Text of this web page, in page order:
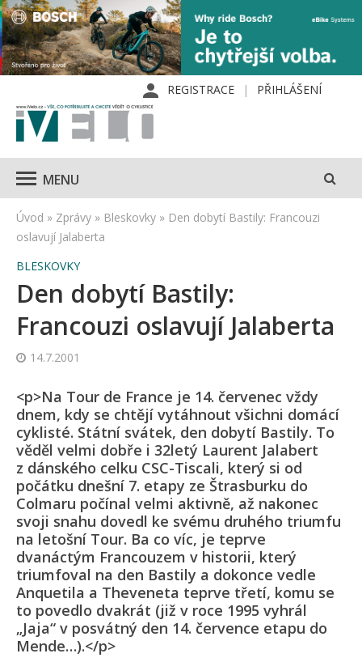
REGISTRACE PŘIHLÁŠENÍ
MENU
Úvod » Zprávy » Bleskovky » Den dobytí Bastily: Francouzi
oslavují Jalaberta
BLESKOVKY
Den dobytí Bastily:
Francouzi oslavují Jalaberta
14.7.2001
<p>Na Tour de France je 14. červenec vždy
dnem, kdy se chtějí vytáhnout všichni domácí
cyklisté. Státní svátek, den dobytí Bastily. To
věděl velmi dobře i 32letý Laurent Jalabert
z dánského celku CSC-Tiscali, který si od
počátku dnešní 7. etapy ze Štrasburku do
Colmaru počínal velmi aktivně, až nakonec
svoji snahu dovedl ke svému druhého triumfu
na letošní Tour. Ba co víc, je teprve
dvanáctým Francouzem v historii, který
triumfoval na den Bastily a dokonce vedle
Anquetila a Theveneta teprve třetí, komu se
to povedlo dvakrát (již v roce 1995 vyhrál
„Jaja“ v posvátný den 14. července etapu do
Mende…).</p>